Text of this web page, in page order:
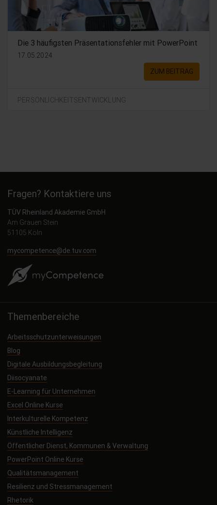
Die 3 häufigsten Präsentationsfehler mit PowerPoint
17.05.2024
ZUM BEITRAG
PERSÖNLICHKEITSENTWICKLUNG
Fragen? Kontaktiere uns
TÜV Rheinland Akademie GmbH
Am Grauen Stein
51105 Köln
mycompetence@de.tuv.com
Themenbereiche
Arbeitsschutzunterweisungen
Blog
Digitale Ausbildungsbegleitung
Diisocyanate
E-Learning für Unternehmen
Excel Online Kurse
Interkulturelle Kompetenz
Künstliche Intelligenz
Öffentlicher Dienst, Kommunen & Verwaltung
PowerPoint Online Kurse
Qualitätsmanagement
Resilienz und Stressmanagement
Rhetorik